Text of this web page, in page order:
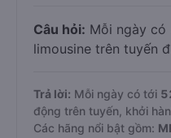
Câu hỏi: Mỗi ngày có
limousine trên tuyến
Trả lời: Mỗi ngày có tới
động trên tuyến, khởi
Các hãng nổi bật gồm: